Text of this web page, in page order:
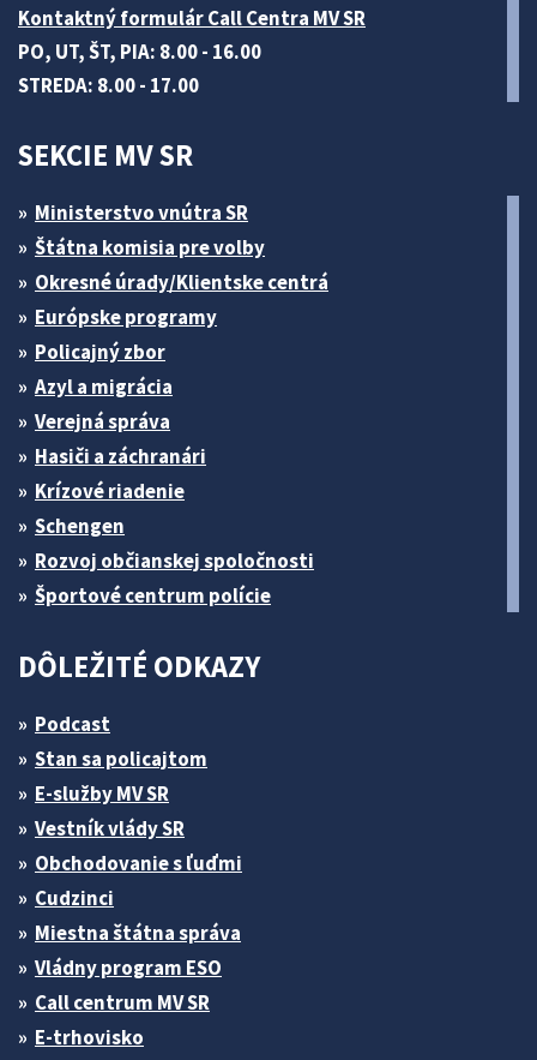
Kontaktný formulár Call Centra MV SR
PO, UT, ŠT, PIA: 8.00 - 16.00
STREDA: 8.00 - 17.00
SEKCIE MV SR
Ministerstvo vnútra SR
Štátna komisia pre volby
Okresné úrady/Klientske centrá
Európske programy
Policajný zbor
Azyl a migrácia
Verejná správa
Hasiči a záchranári
Krízové riadenie
Schengen
Rozvoj občianskej spoločnosti
Športové centrum polície
DÔLEŽITÉ ODKAZY
Podcast
Stan sa policajtom
E-služby MV SR
Vestník vlády SR
Obchodovanie s ľuďmi
Cudzinci
Miestna štátna správa
Vládny program ESO
Call centrum MV SR
E-trhovisko